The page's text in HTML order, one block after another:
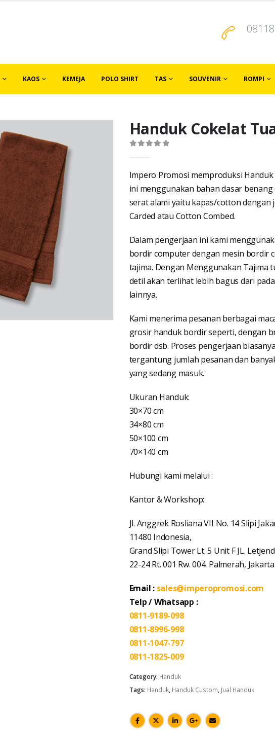
KAOS KEMEJA POLO SHIRT TAS SOUVENIR ROMPI
Handuk Cokelat
Impero Promosi memproduksi
ini menggunakan bahan dasar benang
serat alami yaitu kapas/cotton dengan
Carded atau Cotton Combed.
Dalam pengerjaan ini kami
bordir computer dengan mesin bordir
tajima. Dengan Menggunakan Tajima
detil akan terlihat lebih bagus dari
lainnya.
Kami menerima pesanan berbagai
grosir handuk bordir seperti, dengan
bordir dsb. Proses pengerjaan
tergantung jumlah pesanan dan
yang sedang masuk.
Ukuran Handuk:
30×70 cm
34×80 cm
50×100 cm
70×140 cm
Hubungi kami melalui :
Kantor & Workshop:
Jl. Anggrek Rosliana VII No. 14 Slipi
11480 Indonesia,
Grand Slipi Tower Lt. 5 Unit F JL.
22-24 Rt. 001 Rw. 004. Palmerah,
Email : sales@imperopromosi.com
Telp / Whatsapp :
0811-9189-098
0811-8996-998
0811-1047-797
0811-1825-009
Category: Handuk
Tags: Handuk, Handuk Custom, Jual Handuk